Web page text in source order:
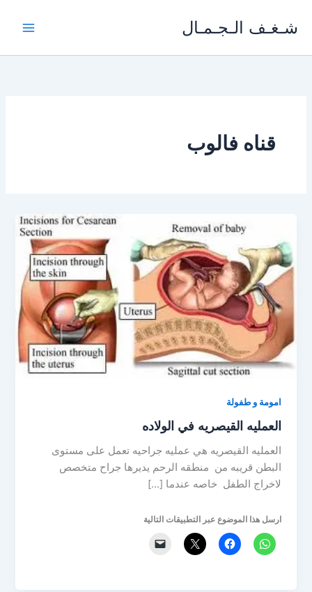
شـغـف الـجـمـال
قناه فالوب
امومة و طفولة
العمليه القيصريه في الولاده
العمليه القيصريه هي عمليه جراحيه تعمل على مستوى
البطن قريبه من منطقه الرحم يديرها جراح متخصص
لاخراج الطفل خاصه عندما […]
ارسل هذا الموضوع عبر التطبيقات التالية